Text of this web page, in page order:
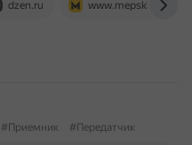
dzen.ru www.mepsking.com
#Приемник #Передатчик